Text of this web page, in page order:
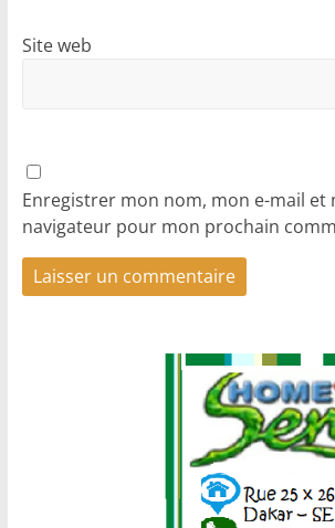
Site web
Enregistrer mon nom, mon e-mail et
navigateur pour mon prochain